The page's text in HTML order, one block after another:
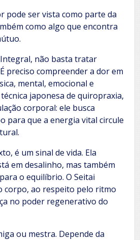
pode ser vista como parte da
como algo que encontra
Integral, não basta tratar
preciso compreender a dor em
mental, emocional e
japonesa de quiropraxia,
corporal: ele busca
para que a energia vital circule
é um sinal de vida. Ela
em desalinho, mas também
o equilíbrio. O Seitai
corpo, ao respeito pelo ritmo
no poder regenerativo do
ou mestra. Depende da